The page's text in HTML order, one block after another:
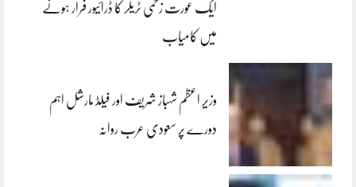
ایک عورت زخمی ٹریلر کا ڈرائیور فرار ہونے
میں کامیاب
وزیر اعظم شہباز شریف اور فیلڈ مارشل اہم
دورے پر سعودی عرب روانہ